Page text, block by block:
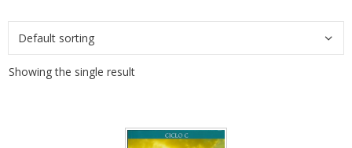
Showing the single result